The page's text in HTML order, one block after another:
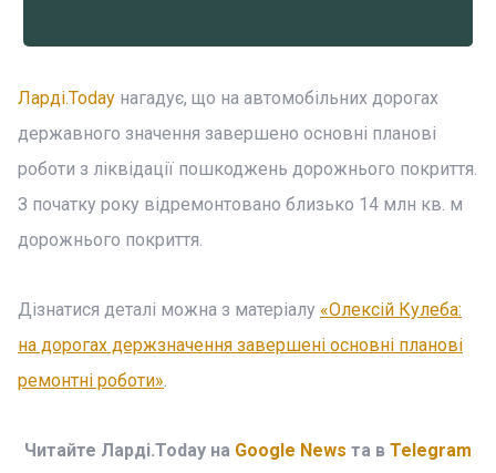
Ларді.Today нагадує, що на автомобільних дорогах
державного значення завершено основні планові
роботи з ліквідації пошкоджень дорожнього покриття.
З початку року відремонтовано близько 14 млн кв. м
дорожнього покриття.
Дізнатися деталі можна з матеріалу «Олексій Кулеба:
на дорогах держзначення завершені основні планові
ремонтні роботи».
Читайте Ларді.Today на Google News та в Telegram